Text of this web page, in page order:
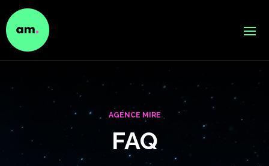
AGENCE MIRE
FAQ